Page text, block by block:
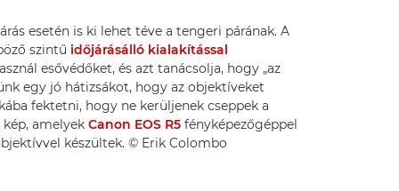
esetén is ki lehet téve a tengeri párának. A
szintű időjárásálló kialakítással
esővédőket, és azt tanácsolja, hogy „az
egy jó hátizsákot, hogy az objektíveket
fektetni, hogy ne kerüljenek cseppek a
kép, amelyekCanon EOS R5 fényképezőgéppel
készültek. © Erik Colombo